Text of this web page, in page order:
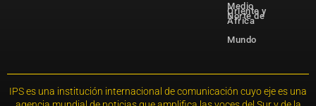
Medio
Oriente y
Norte de
África
Mundo
IPS es una institución internacional de comunicación cuyo eje es una